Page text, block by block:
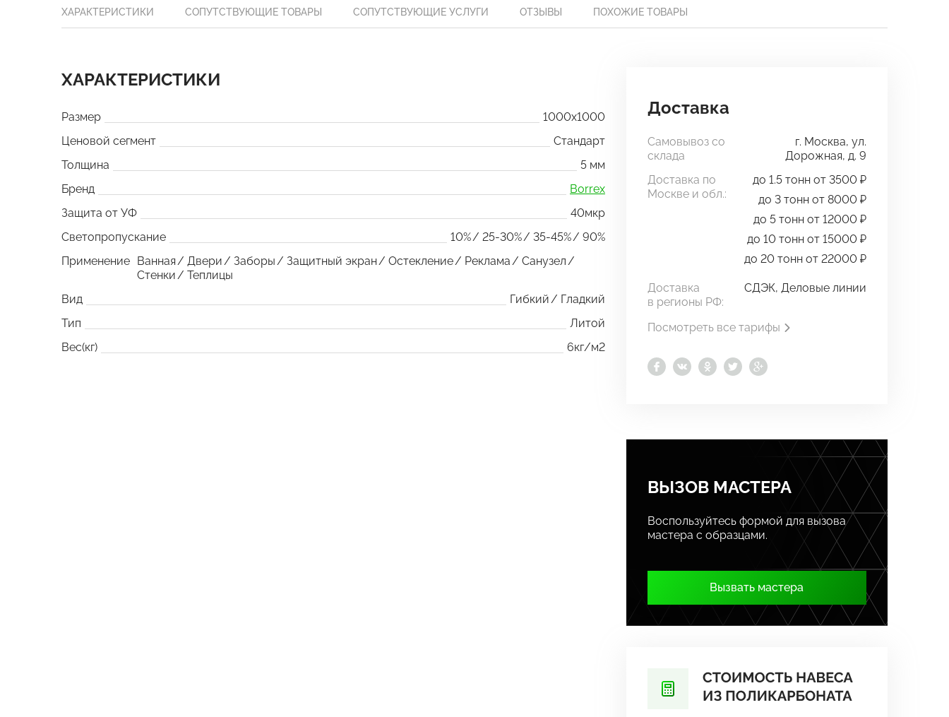
ХАРАКТЕРИСТИКИ СОПУТСТВУЮЩИЕ ТОВАРЫ СОПУТСТВУЮЩИЕ УСЛУГИ ОТЗЫВЫ ПОХОЖИЕ ТОВАРЫ
ХАРАКТЕРИСТИКИ
Размер
1000x1000
Ценовой сегмент
Стандарт
Толщина
5 мм
Бренд
Borrex
Защита от УФ
40мкр
Светопропускание
10% 25-30% 35-45%
90%
Применение Ванная Двери Заборы Защитный экран Остекление Реклама
Санузел
Стенки
Теплицы
Вид
Гибкий
Гладкий
Тип
Литой
Вес(кг)
6кг/м2
Доставка
Самовывоз со
склада
г. Москва, ул.
Дорожная, д. 9
Доставка по
Москве и обл.:
до 1.5 тонн от 3500 ₽
до 3 тонн от 8000 ₽
до 5 тонн от 12000 ₽
до 10 тонн от 15000 ₽
до 20 тонн от 22000 ₽
Доставка
в регионы РФ:
СДЭК, Деловые линии
Посмотреть все тарифы
ВЫЗОВ МАСТЕРА
Воспользуйтесь формой для вызова
мастера с образцами.
Вызвать мастера